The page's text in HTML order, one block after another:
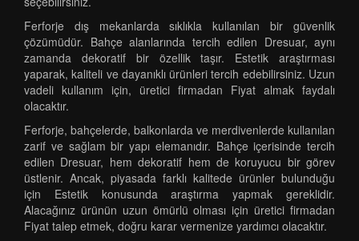
Ferforje dış mekanlarda sıklıkla kullanılan bir güvenlik
çözümüdür. Bahçe alanlarında tercih edilen Dresuar, aynı
zamanda dekoratif bir özellik taşır. Estetik araştırması
yaparak, kaliteli ve dayanıklı ürünleri tercih edebilirsiniz. Uzun
vadeli kullanım için, üretici firmadan Fiyat almak faydalı
olacaktır.
Ferforje, bahçelerde, balkonlarda ve merdivenlerde kullanılan
zarif ve sağlam bir yapı elemanıdır. Bahçe içerisinde tercih
edilen Dresuar, hem dekoratif hem de koruyucu bir görev
üstlenir. Ancak, piyasada farklı kalitede ürünler bulunduğu
için Estetik konusunda araştırma yapmak gereklidir.
Alacağınız ürünün uzun ömürlü olması için üretici firmadan
Fiyat talep etmek, doğru karar vermenize yardımcı olacaktır.